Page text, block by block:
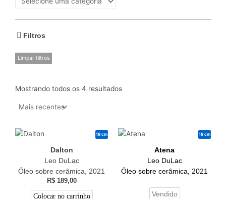
Filtros
Limpar filtros
Mostrando todos os 4 resultados
18 cm
Dalton
Leo DuLac
Óleo sobre cerâmica, 2021
R$189,00
Colocar no carrinho
18 cm
Atena
Leo DuLac
Óleo sobre cerâmica, 2021
Vendido